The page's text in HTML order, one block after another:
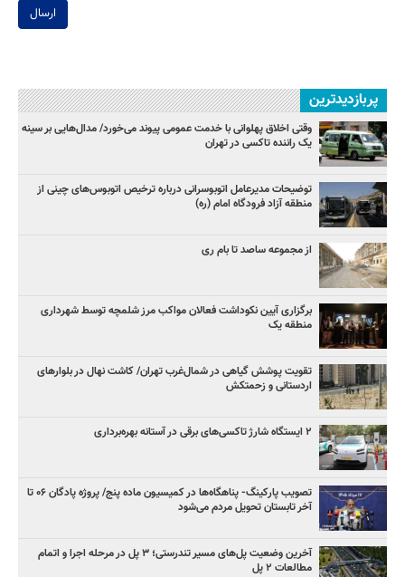
ارسال
پربازدیدترین
وقتی اخلاق پهلوانی با خدمت عمومی پیوند می‌خورد/ مدال‌هایی بر سینه
یک راننده تاکسی در تهران
توضیحات مدیرعامل اتوبوسرانی درباره ترخیص اتوبوس‌های چینی از
منطقه آزاد فرودگاه امام (ره)
از مجموعه ساصد تا بام ری
برگزاری آیین نکوداشت فعالان مواکب مرز شلمچه توسط شهرداری
منطقه یک
تقویت پوشش گیاهی در شمال‌غرب تهران/ کاشت نهال در بلوارهای
اردستانی و زحمتکش
۲ ایستگاه شارژ تاکسی‌های برقی در آستانه بهره‌برداری
تصویب پارکینگ- پناهگاه‌ها در کمیسیون ماده پنج/ پروژه پادگان ۰۶ تا
آخر تابستان تحویل مردم می‌شود
آخرین وضعیت پل‌های مسیر تندرستی؛ ۳ پل در مرحله اجرا و اتمام
مطالعات ۲ پل